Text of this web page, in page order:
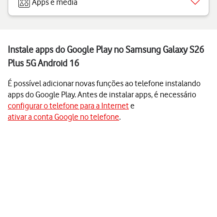
Apps e media
Instale apps do Google Play no Samsung Galaxy S26
Plus 5G Android 16
É possível adicionar novas funções ao telefone instalando
apps do Google Play. Antes de instalar apps, é necessário
configurar o telefone para a Internete
ativar a conta Google no telefone.